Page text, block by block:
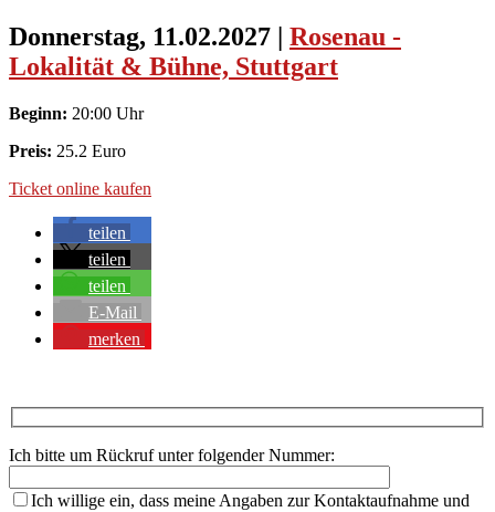
Donnerstag, 11.02.2027 | Rosenau -
Lokalität & Bühne, Stuttgart
Beginn: 20:00 Uhr
Preis: 25.2 Euro
Ticket online kaufen
teilen
teilen
teilen
E-Mail
merken
Ich bitte um Rückruf unter folgender Nummer:
Ich willige ein, dass meine Angaben zur Kontaktaufnahme und